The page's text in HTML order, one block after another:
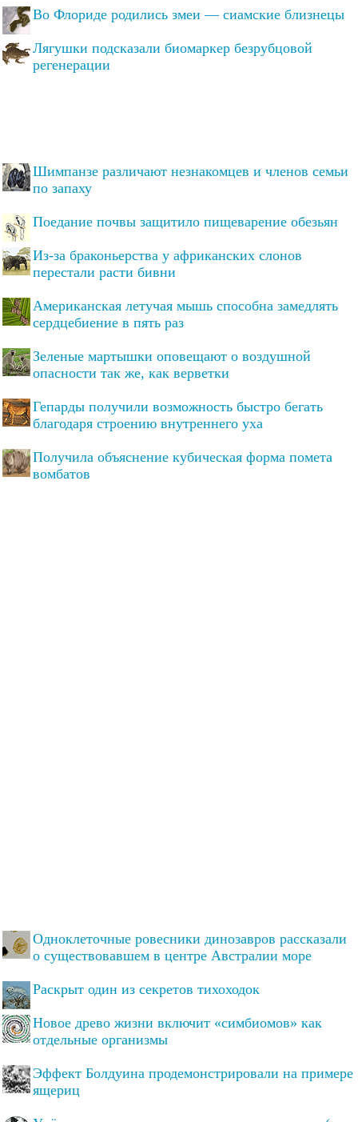
Во Флориде родились змеи — сиамские близнецы
Лягушки подсказали биомаркер безрубцовой
регенерации
Шимпанзе различают незнакомцев и членов семьи
по запаху
Поедание почвы защитило пищеварение обезьян
Из-за браконьерства у африканских слонов
перестали расти бивни
Американская летучая мышь способна замедлять
сердцебиение в пять раз
Зеленые мартышки оповещают о воздушной
опасности так же, как верветки
Гепарды получили возможность быстро бегать
благодаря строению внутреннего уха
Получила объяснение кубическая форма помета
вомбатов
Одноклеточные ровесники динозавров рассказали
о существовавшем в центре Австралии море
Раскрыт один из секретов тихоходок
Новое древо жизни включит «симбиомов» как
отдельные организмы
Эффект Болдуина продемонстрировали на примере
ящериц